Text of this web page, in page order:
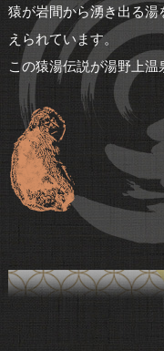
猿が岩間から湧き出る
えられています。
この猿湯伝説が湯野上温